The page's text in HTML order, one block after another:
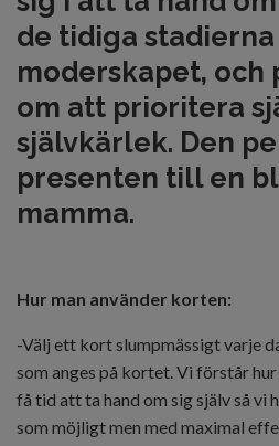
de tidiga stadierna
moderskapet, och
om att prioritera
självkärlek. Den
presenten till en
mamma.
Hur man använder korten:
-Välj ett kort slumpmässigt varje
som anges på kortet. Vi förstår
få tid att ta hand om sig själv så vi
som möjligt men med maximal